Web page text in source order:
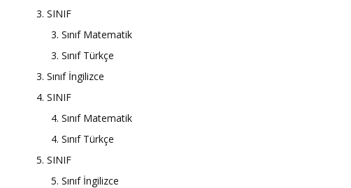
3. SINIF
3. Sınıf Matematik
3. Sınıf Türkçe
3. Sınıf İngilizce
4. SINIF
4. Sınıf Matematik
4. Sınıf Türkçe
5. SINIF
5. Sınıf İngilizce